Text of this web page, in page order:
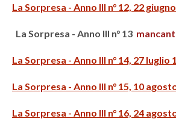
La Sorpresa - Anno III n° 12, 22
La Sorpresa - Anno III n° 13
La Sorpresa - Anno III n° 14, 27 luglio
La Sorpresa - Anno III n° 15, 10
La Sorpresa - Anno III n° 16, 24